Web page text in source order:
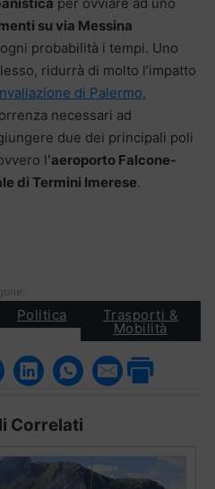
su via Messina
probabilità i tempi. Uno
ridurrà di molto l’impatto
di Palermo,
necessari ad
due dei principali poli
l‘aeroporto Falcone-
di Termini Imerese.
Politica Trasporti &
Mobilità
Correlati